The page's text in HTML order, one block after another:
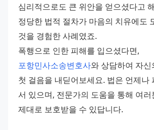
심리적으로도 큰 위안을 얻으셨다고
정당한 법적 절차가 마음의 치유에도
것을 경험한 사례였죠.
포항민사소송변호사와 상담하여 자
첫 걸음을 내딛어보세요. 법은 언제나
서 있으며, 전문가의 도움을 통해 여
제대로 보호받을 수 있답니다.